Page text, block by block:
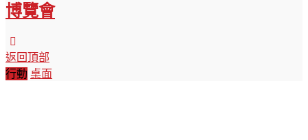
博覽會
返回頂部
行動 桌面